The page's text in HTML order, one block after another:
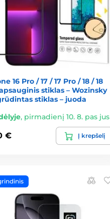
16 Pro / 17 / 17 Pro / 18 / 18
stiklas – Wozinsky
stiklas – juoda
, pirmadienį 10. 8. pas jus
€ Į krepšelį